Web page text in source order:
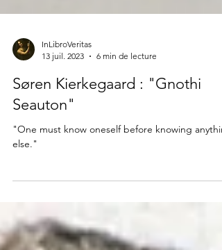
13 juil. 2023
6 min de lecture
Seauton"
"One must know oneself before knowing
else."